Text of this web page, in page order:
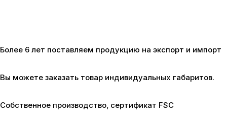
Более 6 лет поставляем продукцию на экспорт и импорт
Вы можете заказать товар индивидуальных габаритов.
Собственное производство, сертификат FSC